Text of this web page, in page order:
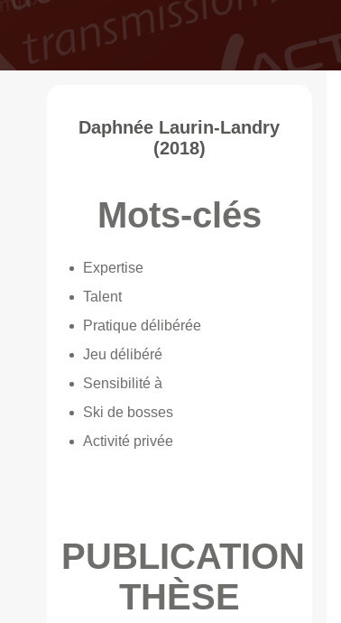
Daphnée Laurin-Landry
(2018)
Mots-clés
Expertise
Talent
Pratique délibérée
Jeu délibéré
Sensibilité à
Ski de bosses
Activité privée
PUBLICATION
THÈSE